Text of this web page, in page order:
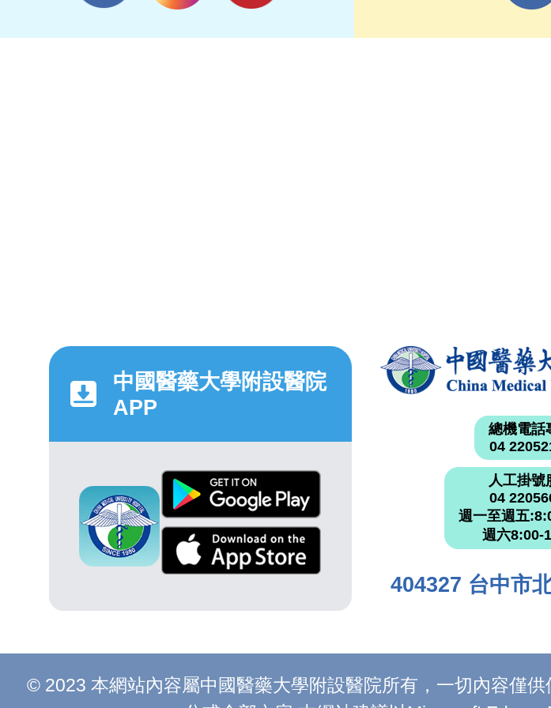
中國醫藥大學附設醫院
APP
總機電話
04
人工掛號
04
週一至週五
週六8:00-
404327 台中市
© 2023 本網站內容屬中國醫藥大學附設醫院所有，一切內容僅